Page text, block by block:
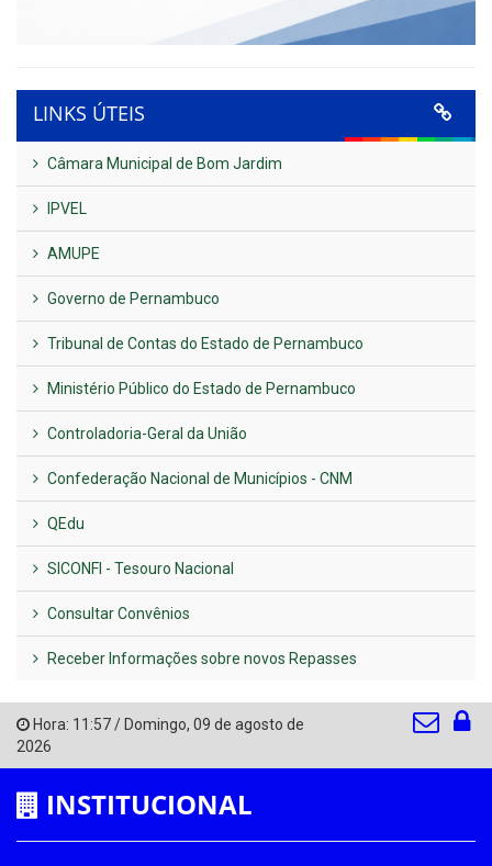
LINKS ÚTEIS
Câmara Municipal de Bom Jardim
IPVEL
AMUPE
Governo de Pernambuco
Tribunal de Contas do Estado de Pernambuco
Ministério Público do Estado de Pernambuco
Controladoria-Geral da União
Confederação Nacional de Municípios - CNM
QEdu
SICONFI - Tesouro Nacional
Consultar Convênios
Receber Informações sobre novos Repasses
Hora: 11:57/ Domingo, 09 de agosto de
2026
INSTITUCIONAL